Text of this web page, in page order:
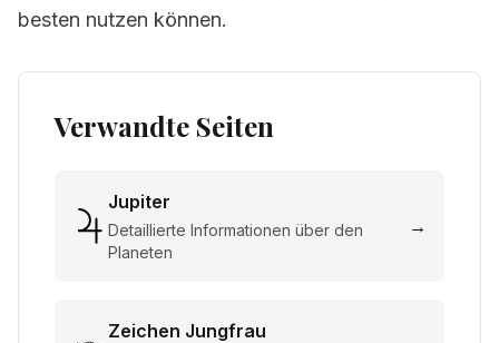
besten nutzen können.
Verwandte Seiten
Jupiter
Detaillierte Informationen über den
Planeten
→
Zeichen Jungfrau